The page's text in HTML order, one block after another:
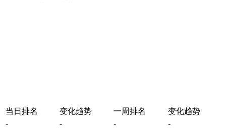
当日排名 变化趋势 一周排名
变化趋势
-
- -
-